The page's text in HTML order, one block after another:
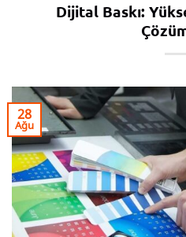
Dijital Baskı:
28
Ağu